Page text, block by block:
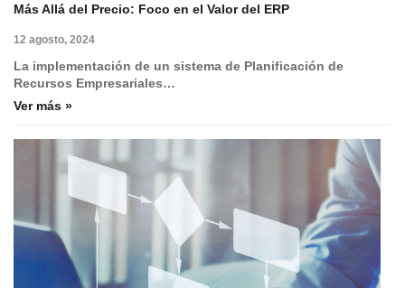
Más Allá del Precio: Foco en el Valor del ERP
12 agosto, 2024
La implementación de un sistema de Planificación de
Recursos Empresariales…
Ver más »